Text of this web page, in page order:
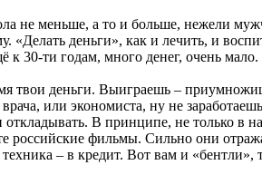
не меньше, а то и больше, нежели
деньги», как и лечить, и
к 30-ти годам, много денег, очень
твои деньги. Выиграешь –
или экономиста, ну не
откладывать. В принципе, не только
российские фильмы. Сильно они
– в кредит. Вот вам и